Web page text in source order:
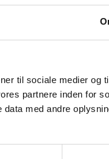
til sociale medier og
partnere inden for
med andre